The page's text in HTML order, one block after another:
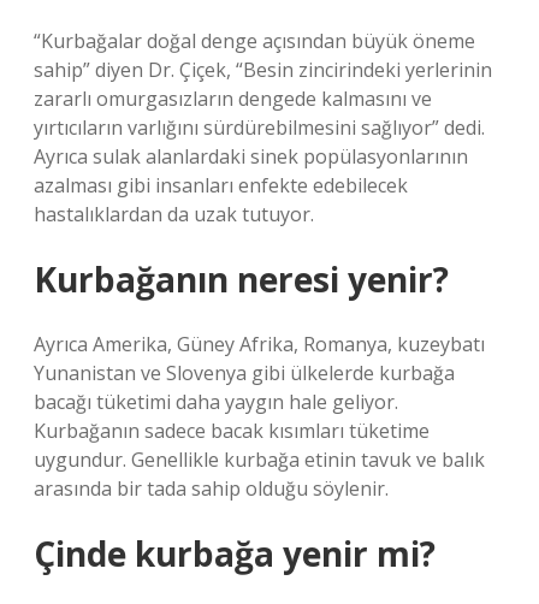
“Kurbağalar doğal denge açısından büyük öneme
sahip” diyen Dr. Çiçek, “Besin zincirindeki yerlerinin
zararlı omurgasızların dengede kalmasını ve
yırtıcıların varlığını sürdürebilmesini sağlıyor” dedi.
Ayrıca sulak alanlardaki sinek popülasyonlarının
azalması gibi insanları enfekte edebilecek
hastalıklardan da uzak tutuyor.
Kurbağanın neresi yenir?
Ayrıca Amerika, Güney Afrika, Romanya, kuzeybatı
Yunanistan ve Slovenya gibi ülkelerde kurbağa
bacağı tüketimi daha yaygın hale geliyor.
Kurbağanın sadece bacak kısımları tüketime
uygundur. Genellikle kurbağa etinin tavuk ve balık
arasında bir tada sahip olduğu söylenir.
Çinde kurbağa yenir mi?